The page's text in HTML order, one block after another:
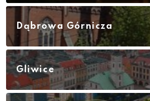
Dąbrowa Górnicza
Gliwice